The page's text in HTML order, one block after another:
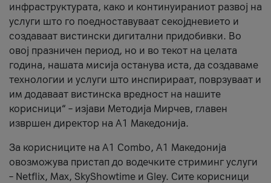
инфраструктурата, како и континуираниот развој на
услуги што го поедноставуваат секојдневието и
создаваат вистински дигитални придобивки. Во
овој празничен период, но и во текот на целата
година, нашата мисија останува иста, да создаваме
технологии и услуги што инспирираат, поврзуваат и
им додаваат вистинска вредност на нашите
корисници“ – изјави Методија Мирчев, главен
извршен директор на А1 Македонија.
За корисниците на A1 Combo, А1 Македонија
овозможува пристап до водечките стриминг услуги
– Netflix, Max, SkyShowtime и Gley. Сите корисници